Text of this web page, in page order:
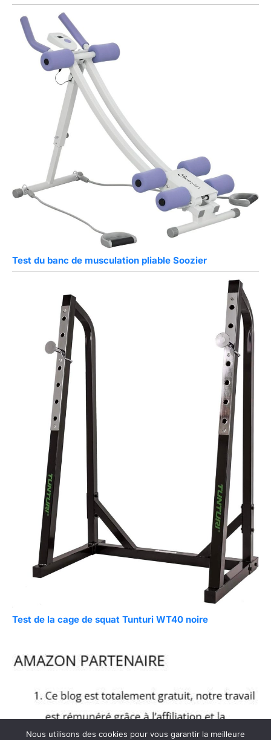
Test du banc de musculation pliable Soozier
Test de la cage de squat Tunturi WT40 noire
Nous utilisons des cookies pour vous garantir la meilleure